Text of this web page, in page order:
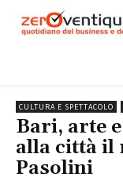
CULTURA E SPETTACOLO
Bari, arte
alla città il
Pasolini